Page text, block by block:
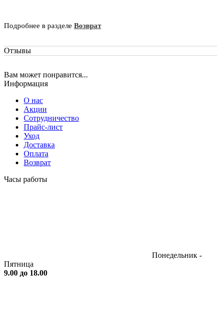
Подробнее в разделе Возврат
Отзывы
Вам может понравится...
Информация
О нас
Акции
Сотрудничество
Прайс-лист
Уход
Доставка
Оплата
Возврат
Часы работы
Понедельник -
Пятница
9.00 до 18.00